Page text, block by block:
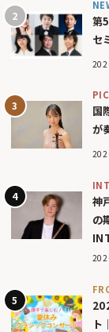
第
セ
国
が
神
の
ト